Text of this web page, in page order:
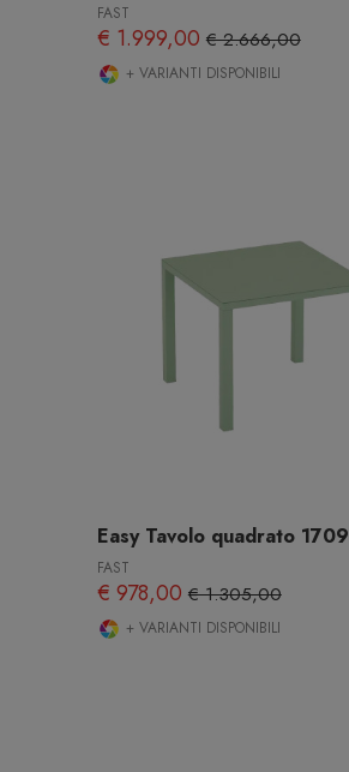
FAST
€ 1.999,00€ 2.666,00
+ VARIANTI DISPONIBILI
Easy Tavolo quadrato 1709
FAST
€ 978,00€ 1.305,00
+ VARIANTI DISPONIBILI